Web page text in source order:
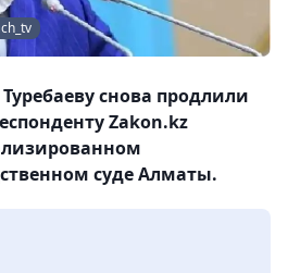
снова продлили
Zakon.kz
суде Алматы.